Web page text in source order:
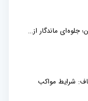
ماندگار از...
شرایط مواکب